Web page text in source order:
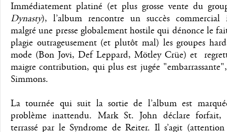
Immédiatement platiné (et plus grosse vente du
Dynasty), l’album rencontre un succès commercial
malgré une presse globalement hostile qui dénonce le
plagie outrageusement (et plutôt mal) les groupes
mode (Bon Jovi, Def Leppard, Mötley Crüe) et
maigre contribution, qui plus est jugée
Simmons.
La tournée qui suit la sortie de l’album est
problème inattendu. Mark St. John déclare forfait,
terrassé par le Syndrome de Reiter. Il s’agit